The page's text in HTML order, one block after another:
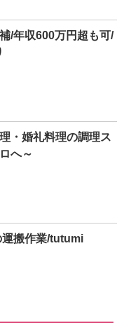
/年収600万円超も可/
・婚礼料理の調理ス
へ～
運搬作業/tutumi